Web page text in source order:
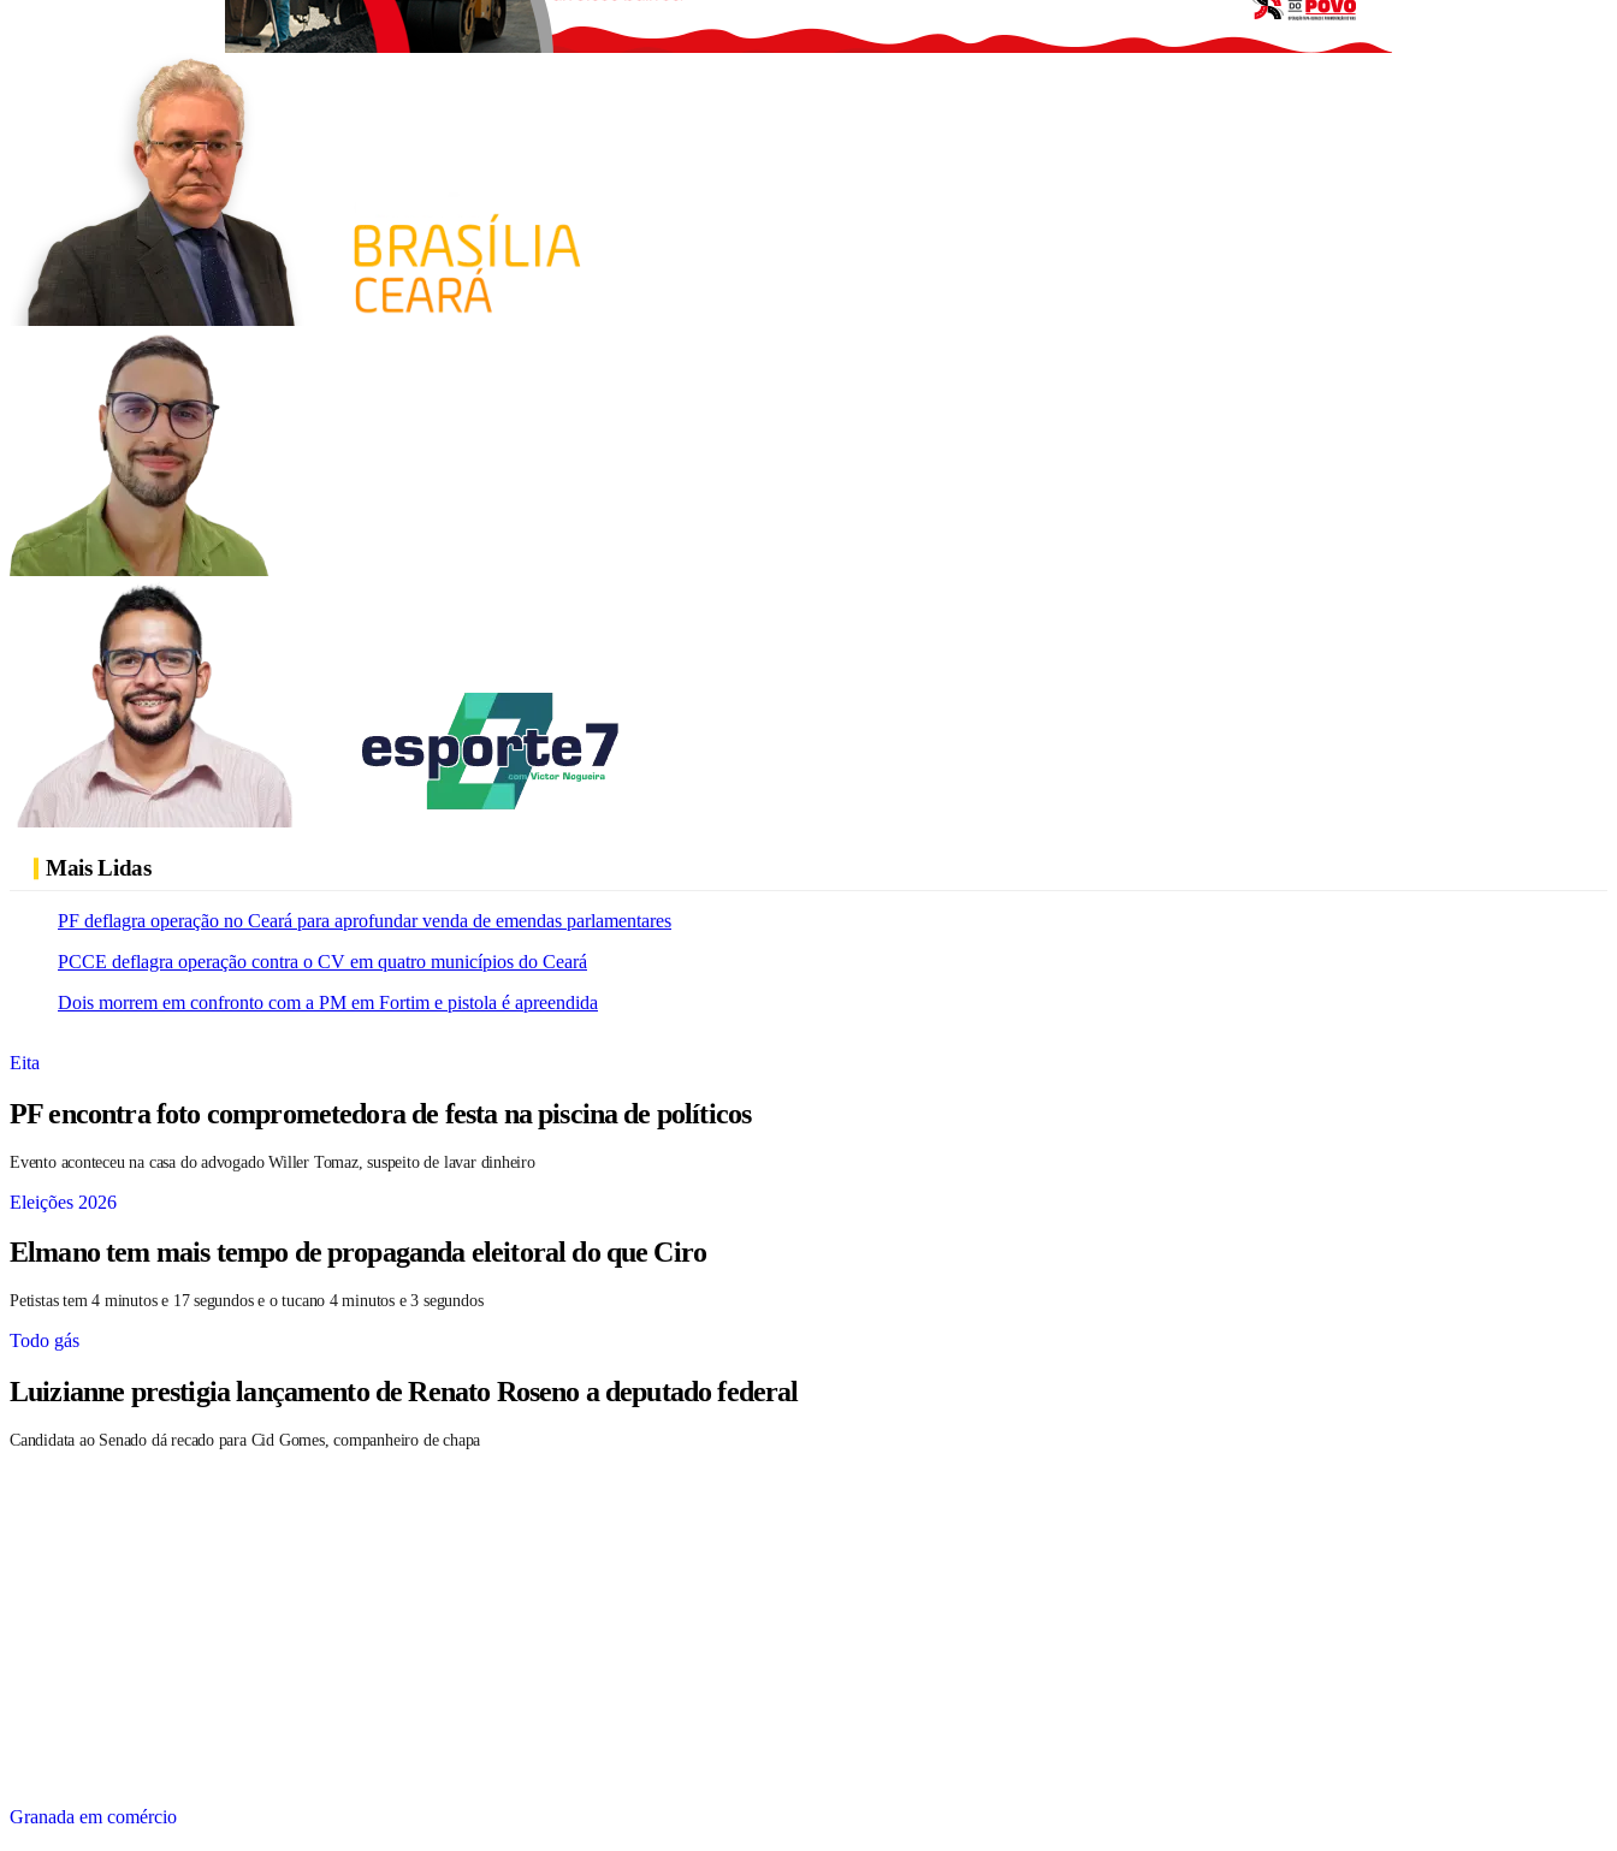
Mais Lidas
PF deflagra operação no Ceará para aprofundar venda de emendas parlamentares
PCCE deflagra operação contra o CV em quatro municípios do Ceará
Dois morrem em confronto com a PM em Fortim e pistola é apreendida
Eita
PF encontra foto comprometedora de festa na piscina de políticos
Evento aconteceu na casa do advogado Willer Tomaz, suspeito de lavar dinheiro
Eleições 2026
Elmano tem mais tempo de propaganda eleitoral do que Ciro
Petistas tem 4 minutos e 17 segundos e o tucano 4 minutos e 3 segundos
Todo gás
Luizianne prestigia lançamento de Renato Roseno a deputado federal
Candidata ao Senado dá recado para Cid Gomes, companheiro de chapa
Granada em comércio